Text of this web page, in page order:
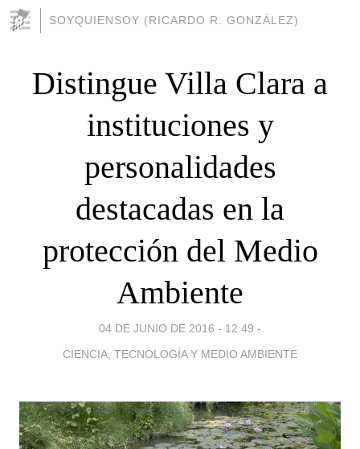
SOYQUIENSOY (RICARDO R. GONZÁLEZ)
Distingue Villa Clara a
instituciones y
personalidades
destacadas en la
protección del Medio
Ambiente
04 DE JUNIO DE 2016 - 12:49 -
CIENCIA, TECNOLOGÍA Y MEDIO AMBIENTE